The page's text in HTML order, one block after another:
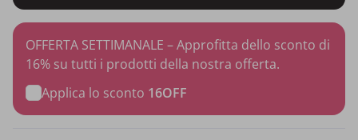
OFFERTA SETTIMANALE – Approfitta dello sconto di
16% su tutti i prodotti della nostra offerta.
Applica lo sconto 16OFF